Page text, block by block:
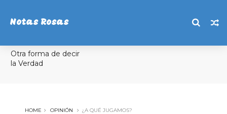
Notas Rosas
Otra forma de decir
la Verdad
HOME OPINIÓN ¿A QUÉ JUGAMOS?